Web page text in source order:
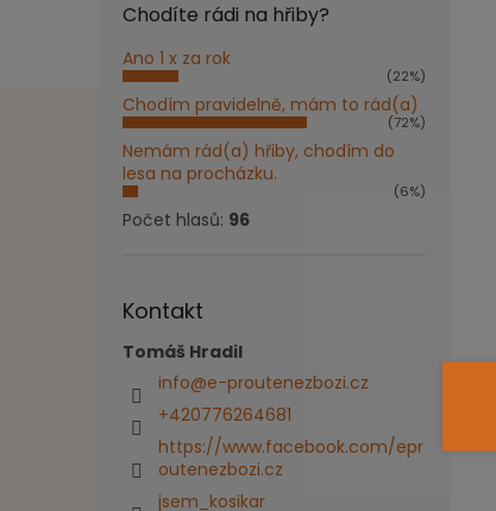
Chodíte rádi na hřiby?
Ano 1 x za rok
(22%)
Chodím pravidelně, mám to rád(a)
(72%)
Nemám rád(a) hřiby, chodím do
lesa na procházku.
(6%)
Počet hlasů: 96
Kontakt
Tomáš Hradil
info@e-proutenezbozi.cz
+420776264681
https://www.facebook.com/epr
outenezbozi.cz
jsem_kosikar